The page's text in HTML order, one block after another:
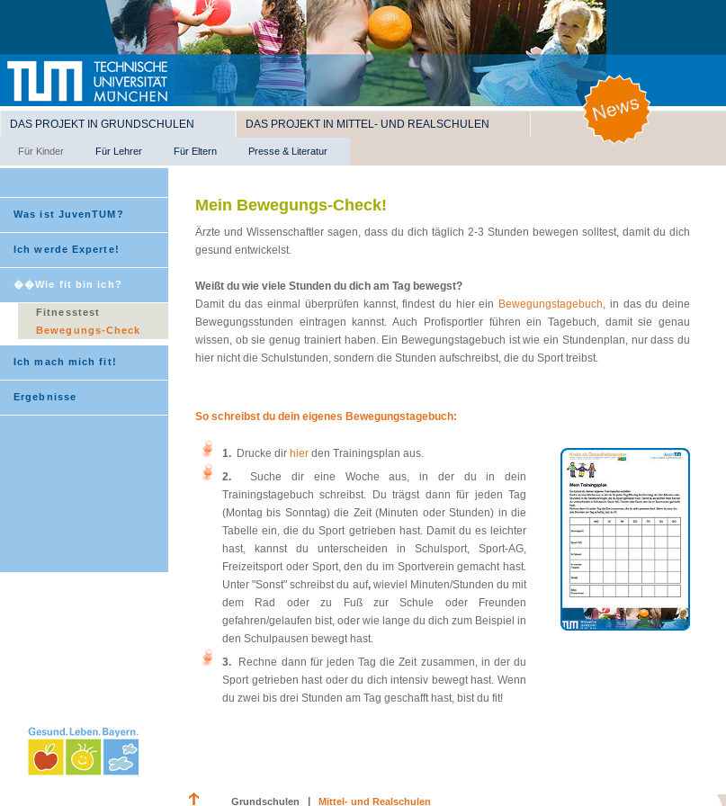
DAS PROJEKT IN GRUNDSCHULEN DAS PROJEKT IN MITTEL- UND REALSCHULEN
Für Kinder Für Lehrer Für Eltern Presse & Literatur
Was ist JuvenTUM?
Ich werde Experte!
��Wie fit bin ich?
Fitnesstest
Bewegungs-Check
Ich mach mich fit!
Ergebnisse
Mein Bewegungs-Check!
Ärzte und Wissenschaftler sagen, dass du dich täglich 2-3 Stunden bewegen solltest, damit du dich
gesund entwickelst.
Weißt du wie viele Stunden du dich am Tag bewegst?
Damit du das einmal überprüfen kannst, findest du hier ein Bewegungstagebuch, in das du deine
Bewegungsstunden eintragen kannst. Auch Profisportler führen ein Tagebuch, damit sie genau
wissen, ob sie genug trainiert haben. Ein Bewegungstagebuch ist wie ein Stundenplan, nur dass du
hier nicht die Schulstunden, sondern die Stunden aufschreibst, die du Sport treibst.
So schreibst du dein eigenes Bewegungstagebuch:
1. Drucke dir hier den Trainingsplan aus.
2.Suche dir eine Woche aus, in der du in dein
Trainingstagebuch schreibst. Du trägst dann für jeden Tag
(Montag bis Sonntag) die Zeit (Minuten oder Stunden) in die
Tabelle ein, die du Sport getrieben hast. Damit du es leichter
hast, kannst du unterscheiden in Schulsport, Sport-AG,
Freizeitsport oder Sport, den du im Sportverein gemacht hast.
Unter "Sonst" schreibst du auf, wieviel Minuten/Stunden du mit
dem Rad oder zu Fuß zur Schule oder Freunden
gefahren/gelaufen bist, oder wie lange du dich zum Beispiel in
den Schulpausen bewegt hast.
3.
Rechne dann für jeden Tag die Zeit zusammen, in der du
Sport getrieben hast oder du dich intensiv bewegt hast. Wenn
du zwei bis drei Stunden am Tag geschafft hast, bist du fit!
Grundschulen Mittel- und Realschulen